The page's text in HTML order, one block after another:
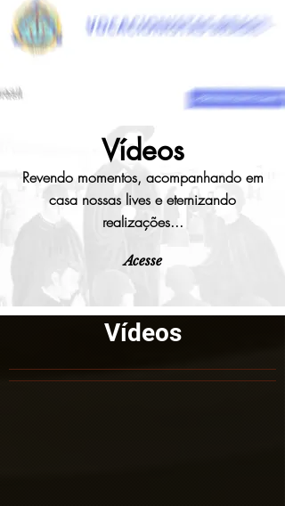
Vídeos
Revendo momentos, acompanhando em
casa nossas lives e eternizando
realizações...
Acesse
Vídeos